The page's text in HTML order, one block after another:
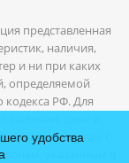
представленная
наличия,
и ни при каких
определяемой
кодекса РФ. Для
специалистам с
указанным в
удобства